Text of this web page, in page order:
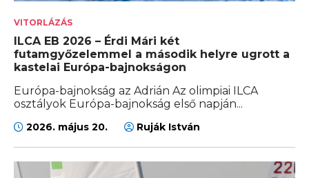
VITORLÁZÁS
ILCA EB 2026 – Érdi Mári két
futamgyőzelemmel a második helyre ugrott a
kastelai Európa-bajnokságon
Európa-bajnokság az Adrián Az olimpiai ILCA
osztályok Európa-bajnokság első napján...
2026. május 20. Ruják István